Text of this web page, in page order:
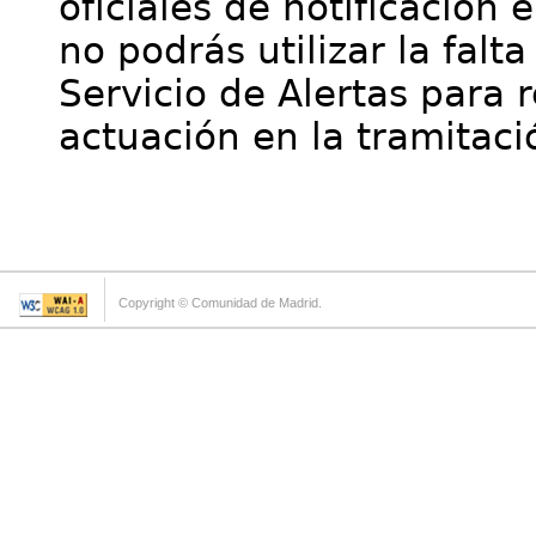
no podrás utilizar la
Servicio de Alertas para
actuación en la
Copyright © Comunidad de Madrid.